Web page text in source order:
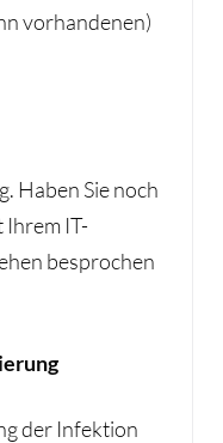
vorhandenen)
Haben Sie noch
IT-
besprochen
der Infektion